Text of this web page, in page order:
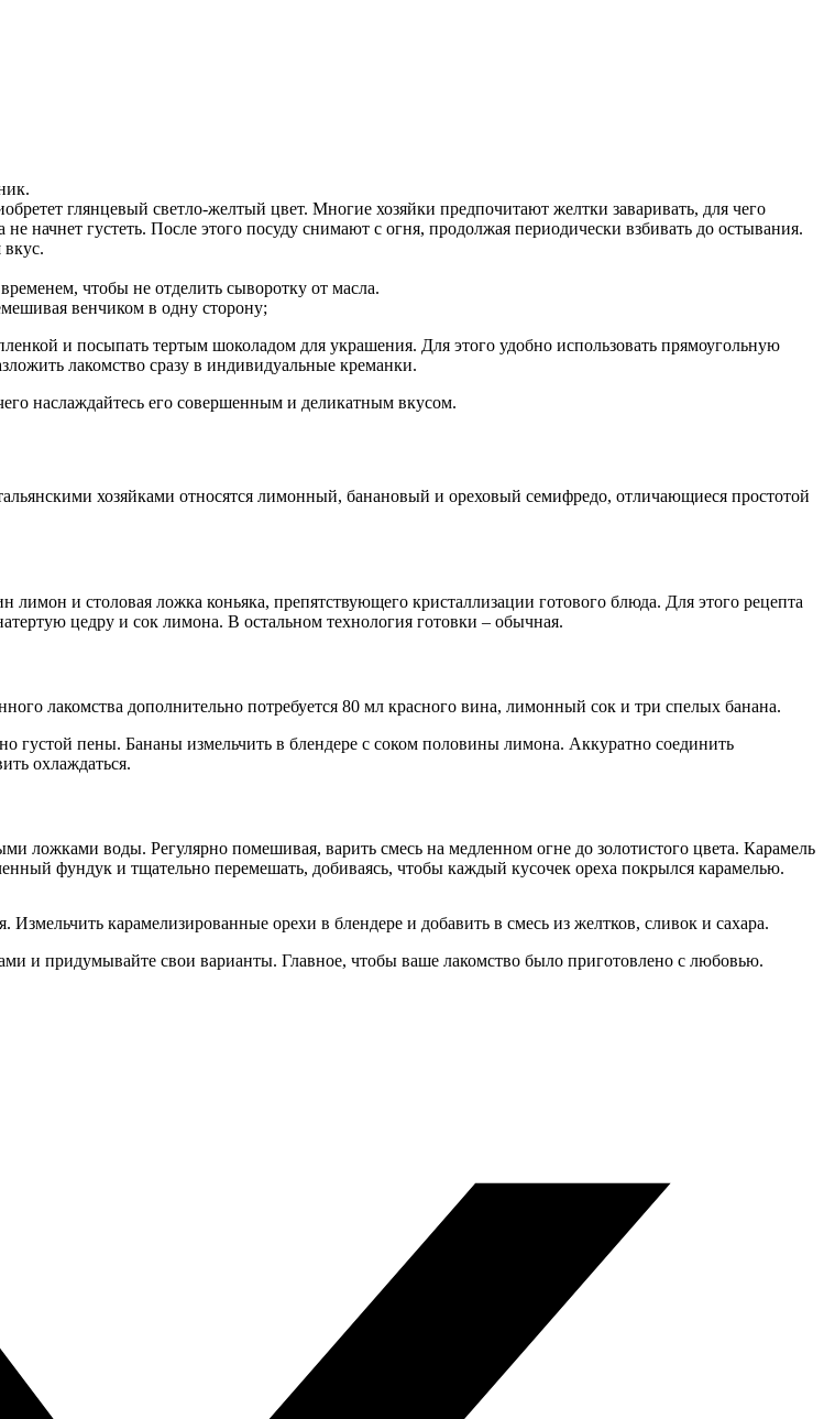
глянцевый светло-желтый цвет. Многие хозяйки предпочитают желтки заваривать, для чего
густеть. После этого посуду снимают с огня, продолжая периодически взбивать до остывания.
чтобы не отделить сыворотку от масла.
венчиком в одну сторону;
и посыпать тертым шоколадом для украшения. Для этого удобно использовать прямоугольную
лакомство сразу в индивидуальные креманки.
наслаждайтесь его совершенным и деликатным вкусом.
хозяйками относятся лимонный, банановый и ореховый семифредо, отличающиеся простотой
и столовая ложка коньяка, препятствующего кристаллизации готового блюда. Для этого рецепта
цедру и сок лимона. В остальном технология готовки – обычная.
лакомства дополнительно потребуется 80 мл красного вина, лимонный сок и три спелых банана.
густой пены. Бананы измельчить в блендере с соком половины лимона. Аккуратно соединить
охлаждаться.
ложками воды. Регулярно помешивая, варить смесь на медленном огне до золотистого цвета. Карамель
фундук и тщательно перемешать, добиваясь, чтобы каждый кусочек ореха покрылся карамелью.
карамелизированные орехи в блендере и добавить в смесь из желтков, сливок и сахара.
и придумывайте свои варианты. Главное, чтобы ваше лакомство было приготовлено с любовью.